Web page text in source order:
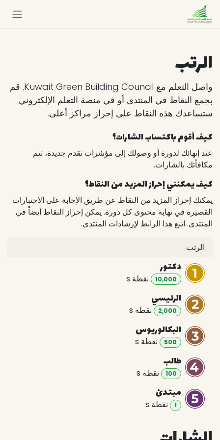
تخطي للذهاب إلى المحتوى
الرتب
واصل التعلم مع Kuwait Green Building Council. قم
بجمع النقاط في المنتدى أو في منصة التعلم الإلكتروني.
ستساعدك هذه النقاط على إحراز مراكز أعلى.
كيف أقوم باكتساب الشارات؟
عند إنهائك لدورة أو وصولك إلى مؤشرات تقدم جديدة، تتم
مكافأتك بالشارات.
كيف يمكنني إحراز المزيد من النقاط؟
يمكنك إحراز المزيد من النقاط عن طريق الإجابة على الاختبارات
القصيرة في نهاية محتوى كل دورة. يمكن إحراز النقاط أيضاً في
المنتدى. اتبع هذا الرابط لإرشادات المنتدى.
الرتب
دكتور
10,000 نقطة s
الرئيسي
2,000 نقطة s
البكالوريوس
500 نقطة s
طالب
100 نقطة s
مبتدئ
1 نقطة s